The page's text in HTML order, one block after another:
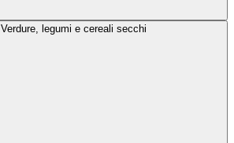
Verdure, legumi e cereali secchi